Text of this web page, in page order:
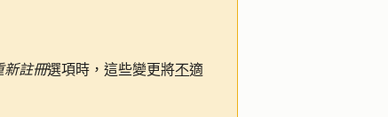
新註冊選項時，這些變更將不適